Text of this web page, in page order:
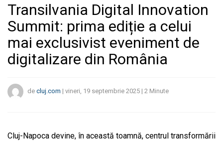
Transilvania Digital Innovation
Summit: prima ediție a celui
mai exclusivist eveniment de
digitalizare din România
de cluj.com | vineri, 19 septembrie 2025 | 2 Minute
Cluj-Napoca devine, în această toamnă, centrul transformării